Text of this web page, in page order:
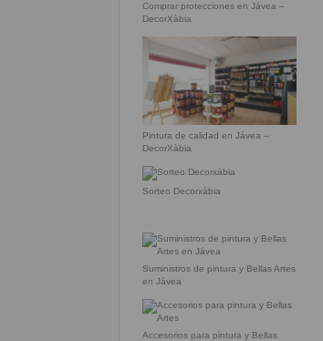
Comprar protecciones en Jávea –
DecorXàbia
Pintura de calidad en Jávea –
DecorXàbia
Sorteo Decorxàbia
Suministros de pintura y Bellas Artes
en Jávea
Accesorios para pintura y Bellas